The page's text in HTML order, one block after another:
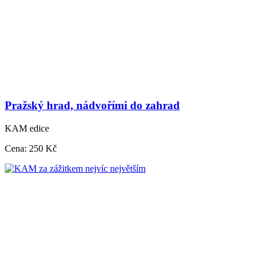
Pražský hrad, nádvořími do zahrad
KAM edice
Cena: 250 Kč